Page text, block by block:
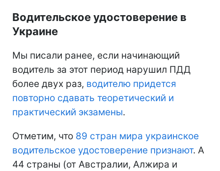
Водительское удостоверение в
Украине
Мы писали ранее, если начинающий
водитель за этот период нарушил ПДД
более двух раз, водителю придется
повторно сдавать теоретический и
практический экзамены.
Отметим, что 89 стран мира украинское
водительское удостоверение признают. А
44 страны (от Австралии, Алжира и